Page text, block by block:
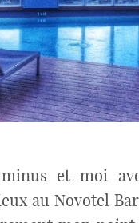
et moi
au Novotel